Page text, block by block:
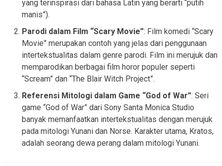
yang terinspirasi dari bahasa Latin yang berarti “putih
manis”).
Parodi dalam Film “Scary Movie”: Film komedi “Scary
Movie” merupakan contoh yang jelas dari penggunaan
intertekstualitas dalam genre parodi. Film ini merujuk dan
memparodikan berbagai film horor populer seperti
“Scream” dan “The Blair Witch Project”.
Referensi Mitologi dalam Game “God of War”: Seri
game “God of War” dari Sony Santa Monica Studio
banyak memanfaatkan intertekstualitas dengan merujuk
pada mitologi Yunani dan Norse. Karakter utama, Kratos,
adalah seorang dewa perang dalam mitologi Yunani.